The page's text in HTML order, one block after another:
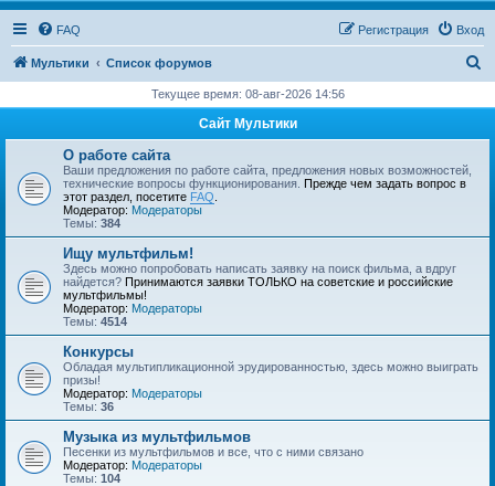
FAQ Вход
Регистрация
Мультики Список форумов
с
Текущее время: 08-авг-2026 14:56
Сайт Мультики
О работе сайта
Ваши предложения по работе сайта, предложения новых возможностей,
технические вопросы функционирования. Прежде чем задать вопрос в
этот раздел, посетите FAQ
Модератор: Модераторы
Темы: 384
Ищу мультфильм!
Здесь можно попробовать написать заявку на поиск фильма, а вдруг
найдется? Принимаются заявки ТОЛЬКО на советские и российские
мультфильмы!
Модератор: Модераторы
Темы: 4514
Конкурсы
Обладая мультипликационной эрудированностью, здесь можно выиграть
призы!
Модератор: Модераторы
Темы: 36
Музыка из мультфильмов
Песенки из мультфильмов и все, что с ними связано
Модератор: Модераторы
Темы: 104